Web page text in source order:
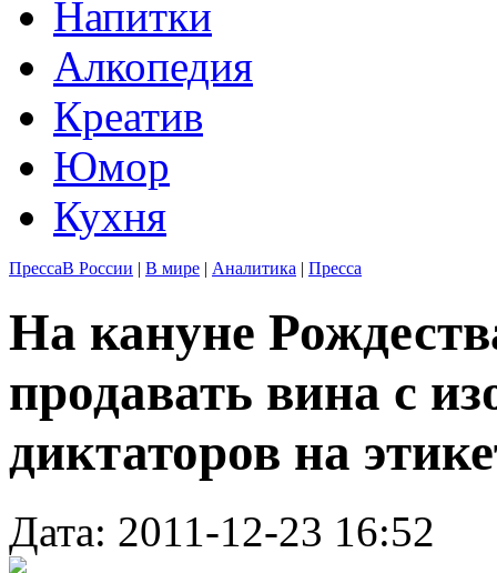
Напитки
Алкопедия
Креатив
Юмор
Кухня
ПрессаВ России | В мире | Аналитика | Пресса
На кануне
продавать вина с
диктаторов на
Дата: 2011-12-23 16:52